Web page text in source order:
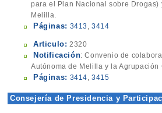
para el Plan Nacional sobre Drogas)
Melilla.
Páginas: 3413 ,3414
Articulo: 2320
Notificación: Convenio de
Autónoma de Melilla y la Agrupación
Páginas: 3414,3415
Consejería de Presidencia y